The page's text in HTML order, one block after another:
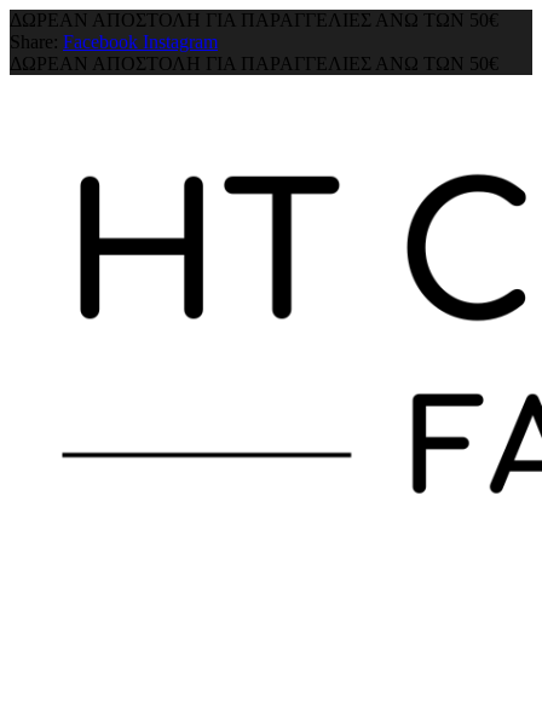
ΔΩΡΕΑΝ ΑΠΟΣΤΟΛΗ ΓΙΑ ΠΑΡΑΓΓΕΛΙΕΣ ΑΝΩ ΤΩΝ 50€
Share: Facebook Instagram
ΔΩΡΕΑΝ ΑΠΟΣΤΟΛΗ ΓΙΑ ΠΑΡΑΓΓΕΛΙΕΣ ΑΝΩ ΤΩΝ 50€